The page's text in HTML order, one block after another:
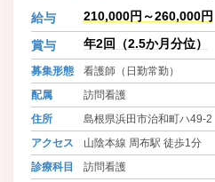
の
施で
給与 210,000円～260,000円
賞与 年2回（2.5か月分位）
募集形態
看護師（日勤常勤）
配属
訪問看護
住所
島根県浜田市治和町ハ49-2
アクセス
山陰本線 周布駅 徒歩1分
診療科目
訪問看護